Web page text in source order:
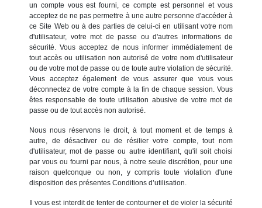
un compte vous est fourni, ce compte est personnel et vous
acceptez de ne pas permettre à une autre personne d'accéder à
ce Site Web ou à des parties de celui-ci en utilisant votre nom
d'utilisateur, votre mot de passe ou d'autres informations de
sécurité. Vous acceptez de nous informer immédiatement de
tout accès ou utilisation non autorisé de votre nom d'utilisateur
ou de votre mot de passe ou de toute autre violation de sécurité.
Vous acceptez également de vous assurer que vous vous
déconnectez de votre compte à la fin de chaque session. Vous
êtes responsable de toute utilisation abusive de votre mot de
passe ou de tout accès non autorisé.
Nous nous réservons le droit, à tout moment et de temps à
autre, de désactiver ou de résilier votre compte, tout nom
d'utilisateur, mot de passe ou autre identifiant, qu'il soit choisi
par vous ou fourni par nous, à notre seule discrétion, pour une
raison quelconque ou non, y compris toute violation d'une
disposition des présentes Conditions d’utilisation.
Il vous est interdit de tenter de contourner et de violer la sécurité